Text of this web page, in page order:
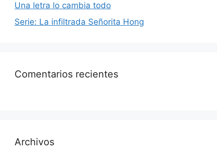
Una letra lo cambia todo
Serie: La infiltrada Señorita Hong
Comentarios recientes
Archivos